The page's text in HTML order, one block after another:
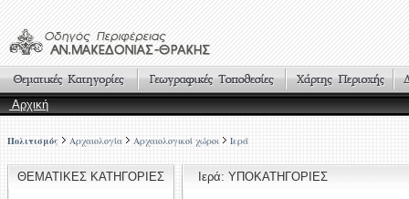
Αρχική
Πολιτισμός Αρχαιολογία Αρχαιολογικοί χώροι Ιερά
ΘΕΜΑΤΙΚΕΣ ΚΑΤΗΓΟΡΙΕΣ Ιερά: ΥΠΟΚΑΤΗΓΟΡΙΕΣ